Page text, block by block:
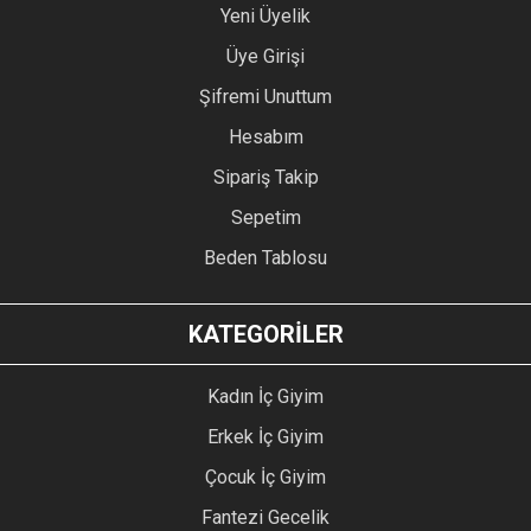
Yeni Üyelik
Üye Girişi
Şifremi Unuttum
Hesabım
Sipariş Takip
Sepetim
Beden Tablosu
KATEGORİLER
Kadın İç Giyim
Erkek İç Giyim
Çocuk İç Giyim
Fantezi Gecelik